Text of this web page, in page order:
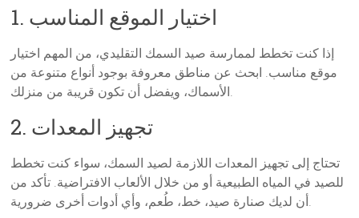
1. اختيار الموقع المناسب
إذا كنت تخطط لممارسة صيد السمك التقليدي، من المهم اختيار
موقع مناسب. ابحث عن مناطق معروفة بوجود أنواع متنوعة من
الأسماك، ويفضل أن تكون قريبة من منزلك.
2. تجهيز المعدات
تحتاج إلى تجهيز المعدات اللازمة لصيد السمك، سواء كنت تخطط
للصيد في المياه الطبيعية أو من خلال الألعاب الافتراضية. تأكد من
أن لديك صنارة صيد، خط، طُعم، وأي أدوات أخرى ضرورية.